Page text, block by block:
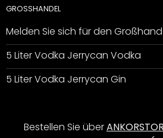
GROSSHANDEL
Melden Sie sich für den
5 Liter Vodka Jerrycan Vodka
5 Liter Vodka Jerrycan Gin
Bestellen Sie über